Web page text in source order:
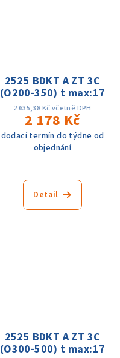
2525 BDKT A ZT 3C
(O200-350) t max:17
2 635,38 Kč včetně DPH
2 178 Kč
dodací termín do týdne od
objednání
Detail
2525 BDKT A ZT 3C
(O300-500) t max:17